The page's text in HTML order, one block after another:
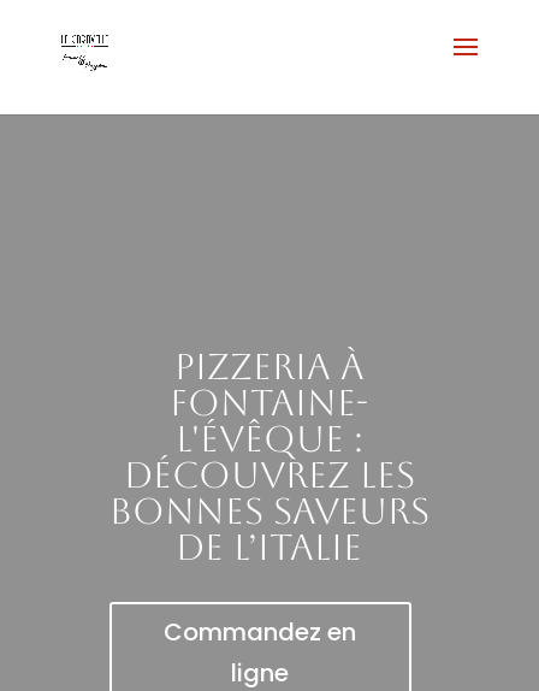
Pizzeria à
Fontaine-
l'Évêque :
découvrez les
bonnes saveurs
de l’Italie
Commandez en
ligne